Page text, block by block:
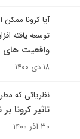
آیا کرونا
توسعه یافته
واقعیت های
۱۸ دی ۱۴۰۰
نظریاتی که
تاثیر کرونا
۳۰ آذر ۱۴۰۰